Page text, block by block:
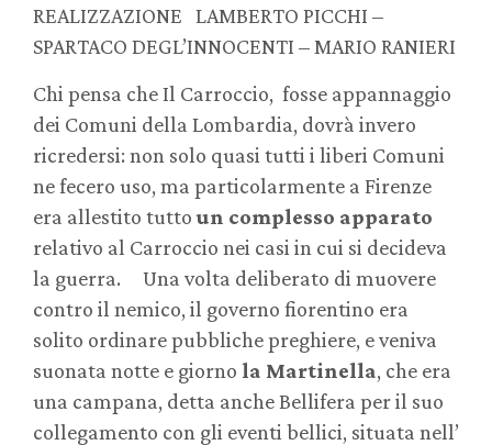
REALIZZAZIONE LAMBERTO PICCHI –
SPARTACO DEGL’INNOCENTI – MARIO RANIERI
Chi pensa che Il Carroccio, fosse appannaggio
dei Comuni della Lombardia, dovrà invero
ricredersi: non solo quasi tutti i liberi Comuni
ne fecero uso, ma particolarmente a Firenze
era allestito tuttoun complesso apparato
relativo al Carroccio nei casi in cui si decideva
la guerra. Una volta deliberato di muovere
contro il nemico, il governo fiorentino era
solito ordinare pubbliche preghiere, e veniva
suonata notte e giorno la Martinella, che era
una campana, detta anche Bellifera per il suo
collegamento con gli eventi bellici, situata nell’